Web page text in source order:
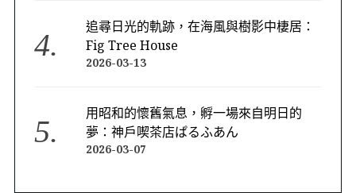
追尋日光的軌跡，在海風與樹影中棲居：
Fig Tree House
2026-03-13
用昭和的懷舊氣息，孵一場來自明日的
夢：神戶喫茶店ぱるふあん
2026-03-07